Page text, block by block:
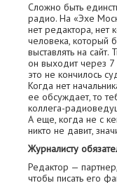
Сложно быть
радио. На «Эхе
нет редактора, нет
человека, который
выставлять на
он выходит через
это не кончилось
Когда нет
ее обсуждает, то
коллега-
А еще, когда не с
никто не давит,
Журналисту
Редактор —
чтобы писать его